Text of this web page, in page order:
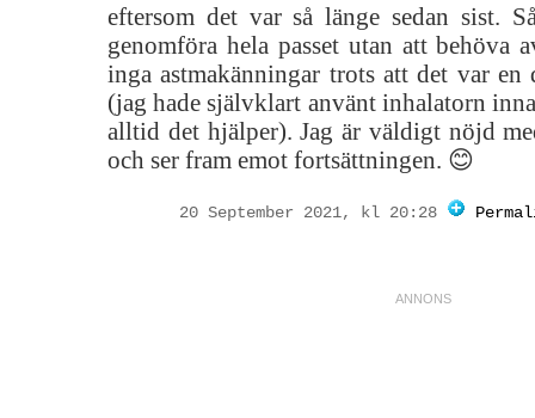
eftersom det var så länge sedan sist.
genomföra hela passet utan att behöva
inga astmakänningar trots att det var
(jag hade självklart använt inhalatorn
alltid det hjälper). Jag är väldigt nöjd
och ser fram emot fortsättningen. 😊
20 September 2021, kl 20:28